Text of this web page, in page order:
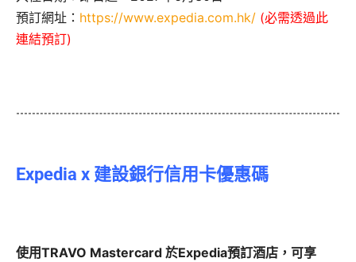
預訂網址： https://www.expedia.com.hk/ (必需透過此
連結預訂)
Expedia x 建設銀行信用卡優惠碼
使用TRAVO Mastercard 於Expedia預訂酒店，可享